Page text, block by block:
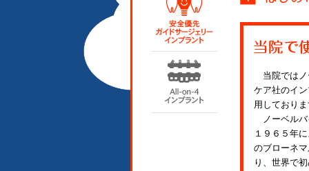
当院ではノ
ケア社のイ
用しており
ノーベルバ
１９６５年
のブローネ
り、世界で